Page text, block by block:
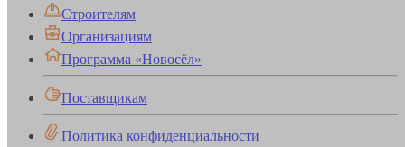
Строителям
Организациям
Программа «Новосёл»
Поставщикам
Политика конфиденциальности